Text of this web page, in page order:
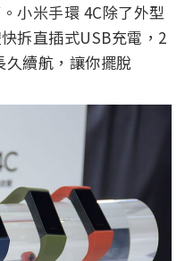
小米手環 4C除了外型
拆直插式USB充電，2
續航，讓你擺脫